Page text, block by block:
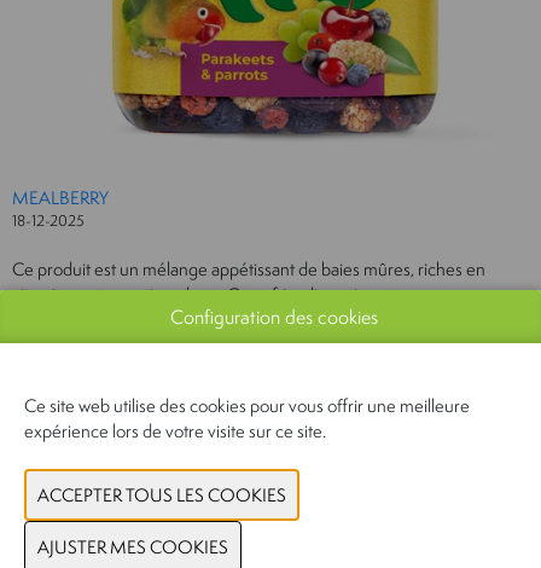
MEALBERRY
18-12-2025
Ce produit est un mélange appétissant de baies mûres, riches en
vitamines et en antioxydants. Cette friandise saine et savoureuse
contient des baies de sorbier, de mûrier, d’aronia, de canneberge, de
genévrier, de cerise et de cassis, qui raviront les perruches et les
CONTACTEZ-NOUS
PRÉCÉDENT
Configuration des cookies
Ce site web utilise des cookies pour vous offrir une meilleure
expérience lors de votre visite sur ce site.